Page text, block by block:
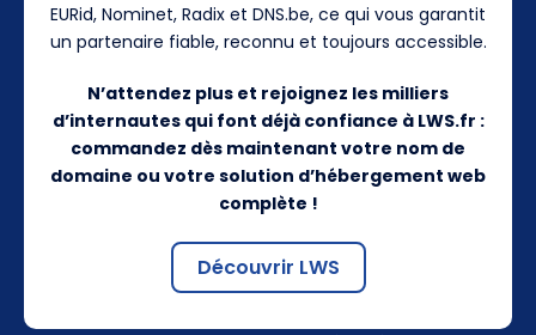
EURid, Nominet, Radix et DNS.be, ce qui vous garantit
un partenaire fiable, reconnu et toujours accessible.
N’attendez plus et rejoignez les milliers
d’internautes qui font déjà confiance à LWS.fr :
commandez dès maintenant votre nom de
domaine ou votre solution d’hébergement web
complète !
Découvrir LWS